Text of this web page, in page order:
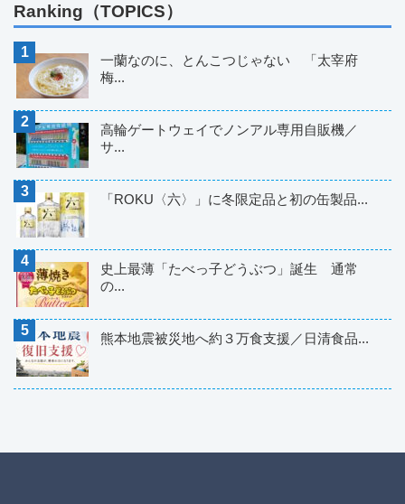
Ranking（TOPICS）
一蘭なのに、とんこつじゃない 「太宰府
梅...
高輪ゲートウェイでノンアル専用自販機／
サ...
「ROKU〈六〉」に冬限定品と初の缶製品...
史上最薄「たべっ子どうぶつ」誕生 通常
の...
熊本地震被災地へ約３万食支援／日清食品...